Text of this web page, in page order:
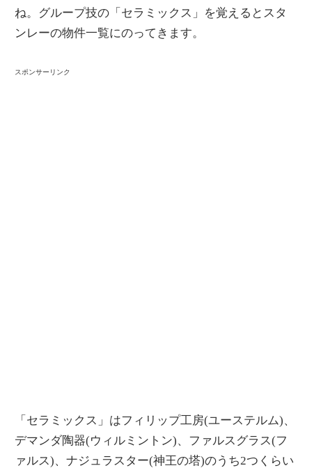
ね。グループ技の「セラミックス」を覚えるとスタ
ンレーの物件一覧にのってきます。
スポンサーリンク
「セラミックス」はフィリップ工房(ユーステルム)、
デマンダ陶器(ウィルミントン)、ファルスグラス(フ
ァルス)、ナジュラスター(神王の塔)のうち2つくらい